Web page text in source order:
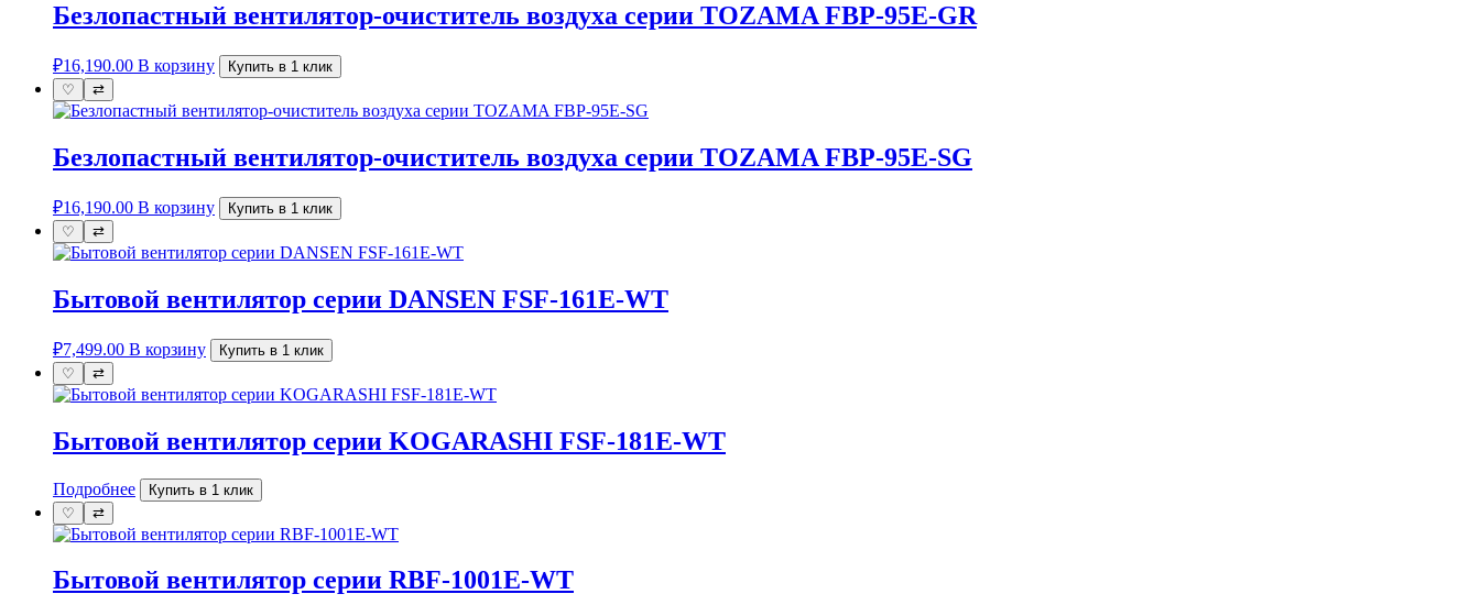
Безлопастный вентилятор-очиститель воздуха серии TOZAMA FBP-95E-GR
₽16,190.00 В корзину
Купить в 1 клик
♡
⇄
Безлопастный вентилятор-очиститель воздуха серии TOZAMA FBP-95E-SG
₽16,190.00 В корзину
Купить в 1 клик
♡
⇄
Бытовой вентилятор серии DANSEN FSF-161E-WT
₽7,499.00 В корзину
Купить в 1 клик
♡
⇄
Бытовой вентилятор серии KOGARASHI FSF-181E-WT
Подробнее
Купить в 1 клик
♡
⇄
Бытовой вентилятор серии RBF-1001E-WT